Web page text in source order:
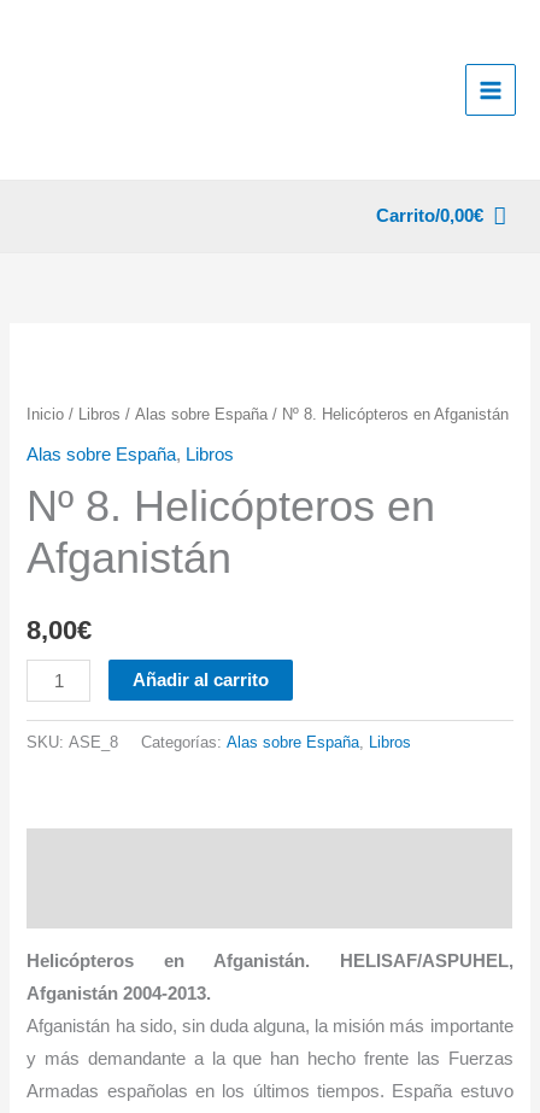
Carrito/0,00€
Inicio / Libros /Alas sobre España / Nº 8. Helicópteros en Afganistán
Alas sobre España, Libros
Nº 8. Helicópteros en
Afganistán
8,00€
8.
Helicópteros
Añadir al carrito
SKU:ASE_8 Categorías:Alas sobre España, Libros
Helicópteros en Afganistán. HELISAF/ASPUHEL,
Afganistán 2004-2013.
Afganistán ha sido, sin duda alguna, la misión más importante
y más demandante a la que han hecho frente las Fuerzas
Armadas españolas en los últimos tiempos. España estuvo